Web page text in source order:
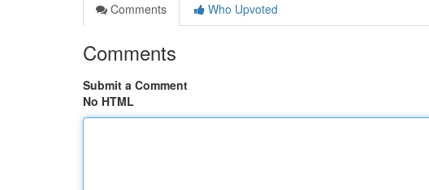
Comments
Who Upvoted
Comments
Submit a Comment
No HTML